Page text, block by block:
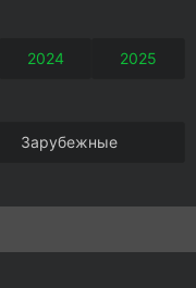
2024 2025
Зарубежные